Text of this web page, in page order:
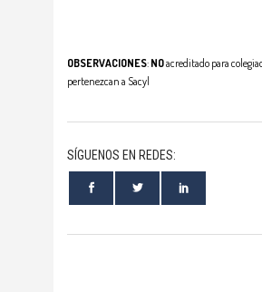
OBSERVACIONES: NOacreditado para
pertenezcan a Sacyl
SÍGUENOS EN REDES: